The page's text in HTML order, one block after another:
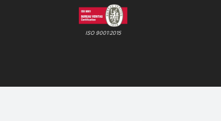
ISO 9001:2015